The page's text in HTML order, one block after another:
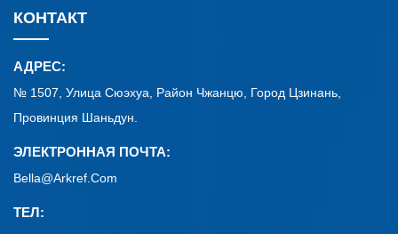
КОНТАКТ
АДРЕС:
№ 1507, Улица Сюэхуа, Район Чжанцю, Город Цзинань,
Провинция Шаньдун.
ЭЛЕКТРОННАЯ ПОЧТА:
Bella@arkref.com
ТЕЛ: